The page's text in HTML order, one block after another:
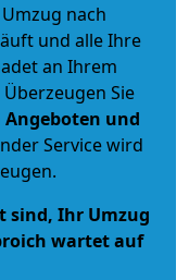
nach
und alle Ihre
an Ihrem
Sie
und
Service wird
sind, Ihr Umzug
wartet auf